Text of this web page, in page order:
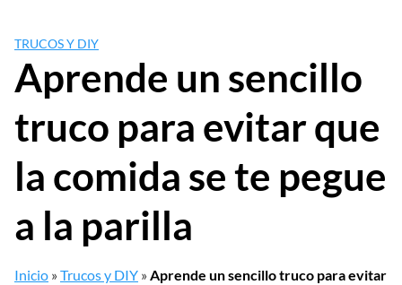
TRUCOS Y DIY
Aprende un sencillo
truco para evitar que
la comida se te pegue
a la parilla
Inicio »Trucos y DIY »Aprende un sencillo truco para evitar